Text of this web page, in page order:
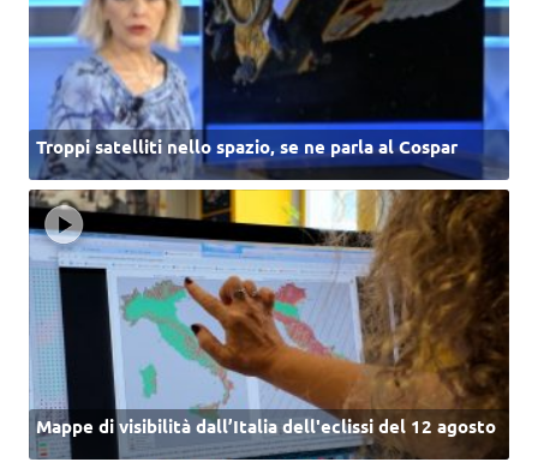
Troppi satelliti nello spazio, se ne parla al Cospar
Mappe di visibilità dall’Italia dell'eclissi del 12 agosto